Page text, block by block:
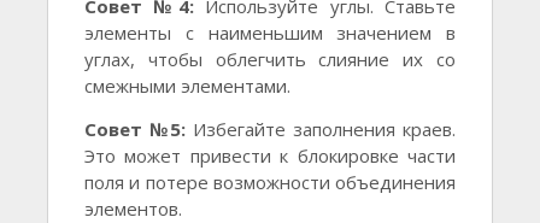
Совет №4:Используйте углы. Ставьте
элементы с наименьшим значением в
углах, чтобы облегчить слияние их со
смежными элементами.
Совет №5: Избегайте заполнения краев.
Это может привести к блокировке части
поля и потере возможности объединения
элементов.